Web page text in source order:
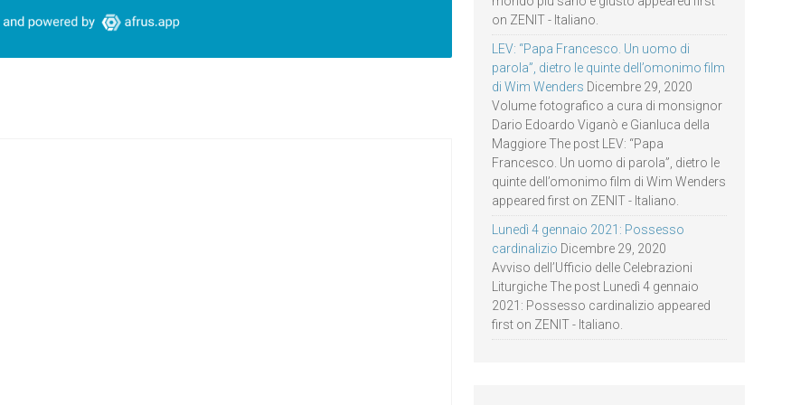
on ZENIT - Italiano.
LEV: “Papa Francesco. Un uomo di
parola”, dietro le quinte dell’omonimo film
di Wim Wenders Dicembre 29, 2020
Volume fotografico a cura di monsignor
Dario Edoardo Viganò e Gianluca della
Maggiore The post LEV: “Papa
Francesco. Un uomo di parola”, dietro le
quinte dell’omonimo film di Wim Wenders
appeared first on ZENIT - Italiano.
Lunedì 4 gennaio 2021: Possesso
cardinalizio Dicembre 29, 2020
Avviso dell’Ufficio delle Celebrazioni
Liturgiche The post Lunedì 4 gennaio
2021: Possesso cardinalizio appeared
first on ZENIT - Italiano.